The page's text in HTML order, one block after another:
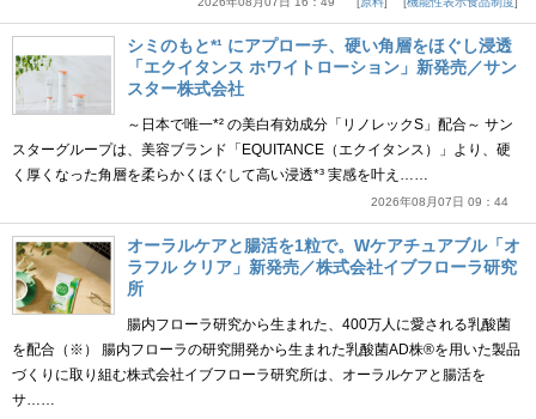
シミのもと*¹ にアプローチ、硬い角層をほぐし浸透
「エクイタンス ホワイトローション」新発売／サン
スター株式会社
～日本で唯一*² の美白有効成分「リノレックS」配合～ サン
スターグループは、美容ブランド「EQUITANCE（エクイタンス）」より、硬
く厚くなった角層を柔らかくほぐして高い浸透*³ 実感を叶え……
2026年08月07日 09：44
オーラルケアと腸活を1粒で。Wケアチュアブル「オ
ラフル クリア」新発売／株式会社イブフローラ研究
所
腸内フローラ研究から生まれた、400万人に愛される乳酸菌
を配合（※） 腸内フローラの研究開発から生まれた乳酸菌AD株®を用いた製品
づくりに取り組む株式会社イブフローラ研究所は、オーラルケアと腸活を
サ……